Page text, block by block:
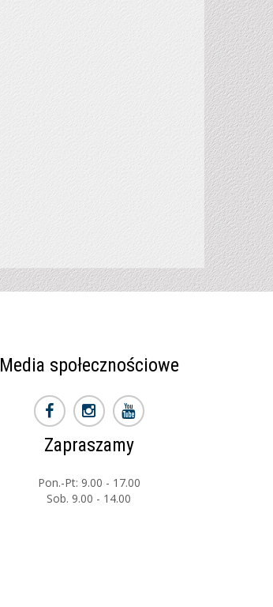
Media społecznościowe
Zapraszamy
Pon.-Pt: 9.00 - 17.00
Sob. 9.00 - 14.00